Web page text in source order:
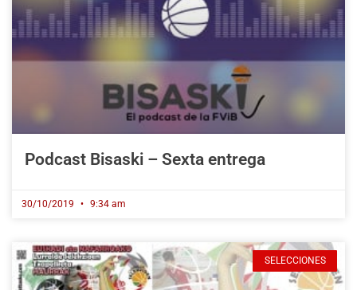
Podcast Bisaski – Sexta entrega
30/10/2019 9:34 am
SELECCIONES